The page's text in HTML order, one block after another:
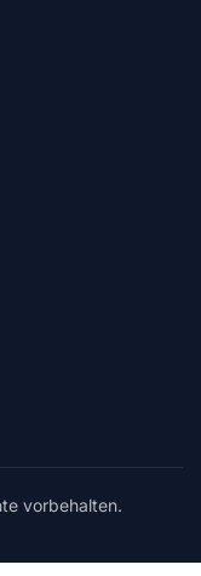
vorbehalten.